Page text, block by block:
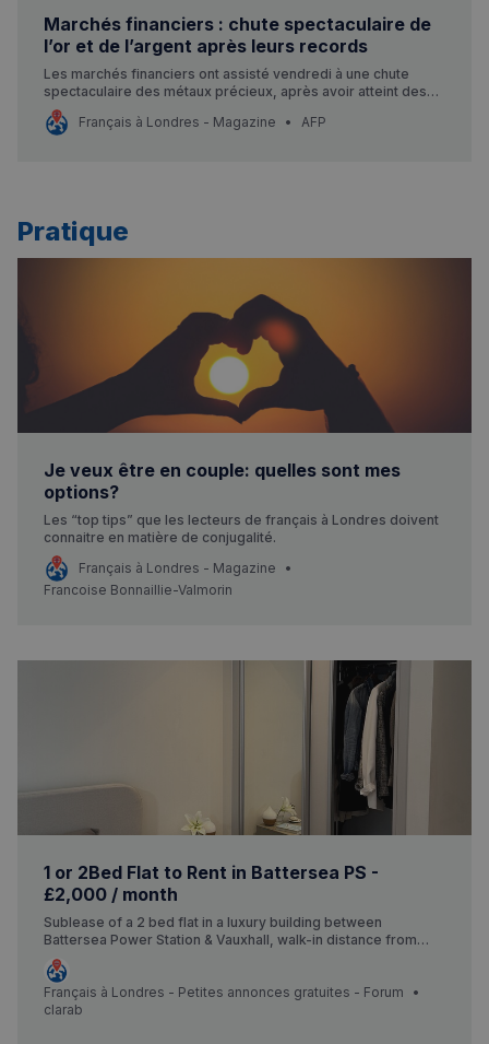
Marchés financiers : chute spectaculaire de
l’or et de l’argent après leurs records
Les marchés financiers ont assisté vendredi à une chute
spectaculaire des métaux précieux, après avoir atteint des
sommets historiques en début de semaine. L’or a perdu
jusqu’à 8% et l’argent a dégringolé de plus de 17%.
Français à Londres - Magazine AFP
Pratique
Je veux être en couple: quelles sont mes
options?
Les “top tips” que les lecteurs de français à Londres doivent
connaitre en matière de conjugalité.
Français à Londres - Magazine
Francoise Bonnaillie-Valmorin
1 or 2Bed Flat to Rent in Battersea PS -
£2,000 / month
Sublease of a 2 bed flat in a luxury building between
Battersea Power Station & Vauxhall, walk-in distance from
both underground. Flat located on 2nd floor of a high-end
building with premium amenities (outdoor pool, jacuzzi,
rooftop, co-working spaces, kitchen & dining room, gaming
rooms…) along the thames with river view on rooftop. District
Français à Londres - Petites annonces gratuites - Forum
clarab